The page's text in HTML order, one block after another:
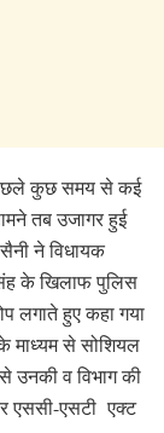
कुछ समय से कई
तब उजागर हुई
ने विधायक
के खिलाफ पुलिस
लगाते हुए कहा गया
माध्यम से सोशियल
उनकी व विभाग की
एससी-एसटी एक्ट